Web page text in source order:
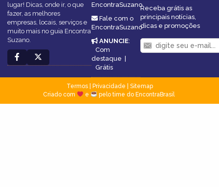
lugar! Dicas, onde ir, o que
fazer, as melhores
empresas, locais, serviços e
muito mais no guia Encontra
Suzano.
EncontraSuzano
Fale com o
EncontraSuzano
ANUNCIE:
Com
destaque |
Grátis
Receba grátis as
principais notícias,
dicas e promoções
Termos| Privacidade
Sitemap
Criado com
e pelo time do EncontraBrasil